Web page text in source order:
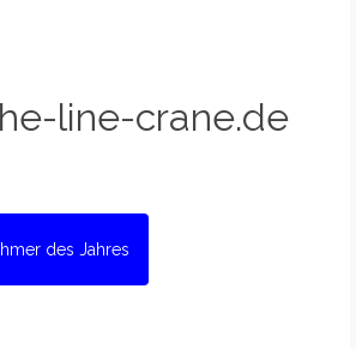
line-crane.de
des Jahres